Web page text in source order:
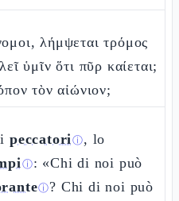
λήμψεται τρόμος
ὑμῖν ὅτι πῦρ καίεται;
τὸν αἰώνιον;
peccatoriⓘ, lo
ⓘ: «Chi di noi può
ⓘ? Chi di noi può